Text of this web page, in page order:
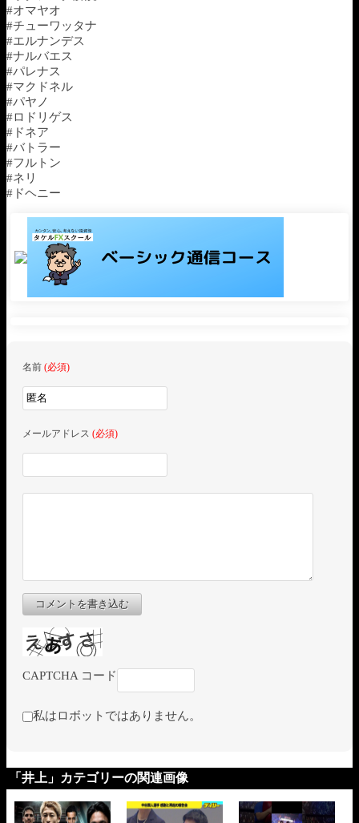
#オマヤオ
#チューワッタナ
#エルナンデス
#ナルバエス
#パレナス
#マクドネル
#パヤノ
#ロドリゲス
#ドネア
#バトラー
#フルトン
#ネリ
#ドヘニー
名前 (必須)
メールアドレス (必須)
コメントを書き込む
CAPTCHA コード
私はロボットではありません。
「井上」カテゴリーの関連画像